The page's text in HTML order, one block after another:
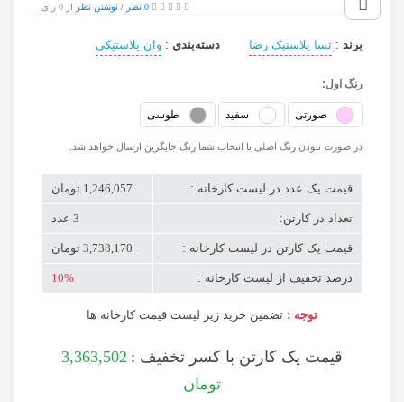
0 نظر / نوشتن نظر از 0 رای
برند : تسا پلاستیک رضا دسته‌بندی : وان پلاستیکی
رنگ اول:
صورتی سفید طوسی
در صورت نبودن رنگ اصلی با انتخاب شما رنگ جایگزین ارسال خواهد شد.
قیمت یک عدد در لیست کارخانه : 1,246,057 تومان
تعداد در کارتن: 3 عدد
قیمت یک کارتن در لیست کارخانه : 3,738,170 تومان
درصد تخفیف از لیست کارخانه : 10%
توجه : تضمین خرید زیر لیست قیمت کارخانه ها
قیمت یک کارتن با کسر تخفیف : 3,363,502
تومان